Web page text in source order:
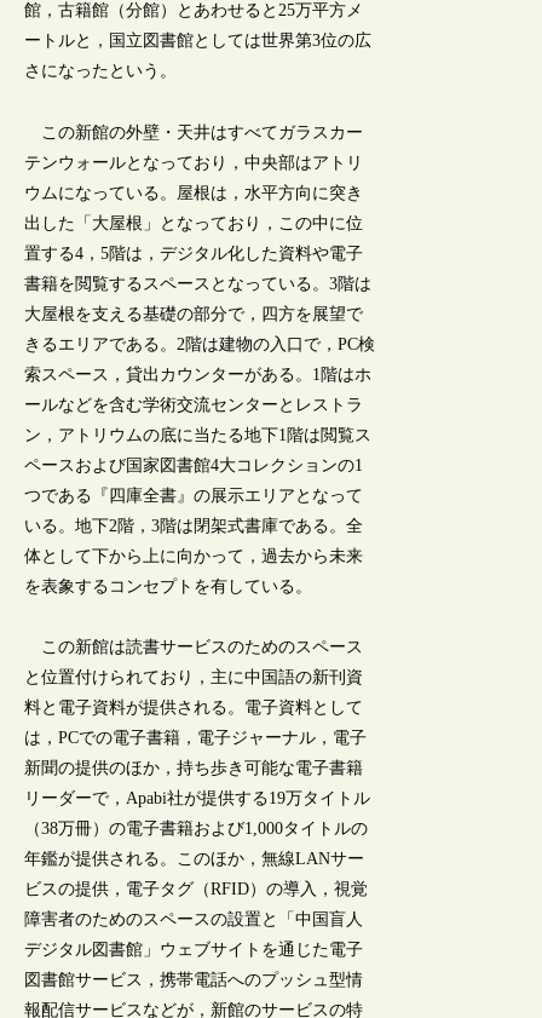
館，古籍館（分館）とあわせると25万平方メ
ートルと，国立図書館としては世界第3位の広
さになったという。
この新館の外壁・天井はすべてガラスカー
テンウォールとなっており，中央部はアトリ
ウムになっている。屋根は，水平方向に突き
出した「大屋根」となっており，この中に位
置する4，5階は，デジタル化した資料や電子
書籍を閲覧するスペースとなっている。3階は
大屋根を支える基礎の部分で，四方を展望で
きるエリアである。2階は建物の入口で，PC検
索スペース，貸出カウンターがある。1階はホ
ールなどを含む学術交流センターとレストラ
ン，アトリウムの底に当たる地下1階は閲覧ス
ペースおよび国家図書館4大コレクションの1
つである『四庫全書』の展示エリアとなって
いる。地下2階，3階は閉架式書庫である。全
体として下から上に向かって，過去から未来
を表象するコンセプトを有している。
この新館は読書サービスのためのスペース
と位置付けられており，主に中国語の新刊資
料と電子資料が提供される。電子資料として
は，PCでの電子書籍，電子ジャーナル，電子
新聞の提供のほか，持ち歩き可能な電子書籍
リーダーで，Apabi社が提供する19万タイトル
（38万冊）の電子書籍および1,000タイトルの
年鑑が提供される。このほか，無線LANサー
ビスの提供，電子タグ（RFID）の導入，視覚
障害者のためのスペースの設置と「中国盲人
デジタル図書館」ウェブサイトを通じた電子
図書館サービス，携帯電話へのプッシュ型情
報配信サービスなどが，新館のサービスの特